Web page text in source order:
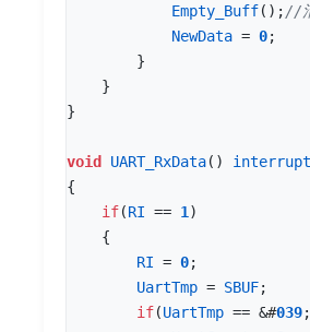
Empty_Buff();
NewData = 0;
}
}
}
void UART_RxData() interrupt
{
if(RI == 1)
{
RI = 0;
UartTmp = SBUF;
if(UartTmp == &#039;